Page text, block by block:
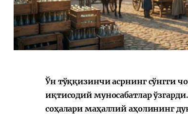
Ўн тўққизинчи асрнинг сўнгги
иқтисодий муносабатлар
соҳалари маҳаллий аҳолининг